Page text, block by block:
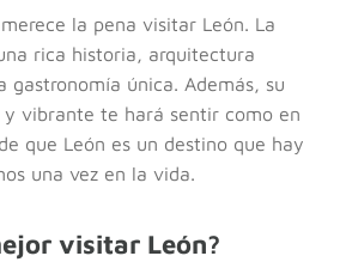
la pena visitar León. La
rica historia, arquitectura
gastronomía única. Además, su
vibrante te hará sentir como en
que León es un destino que hay
una vez en la vida.
visitar León?